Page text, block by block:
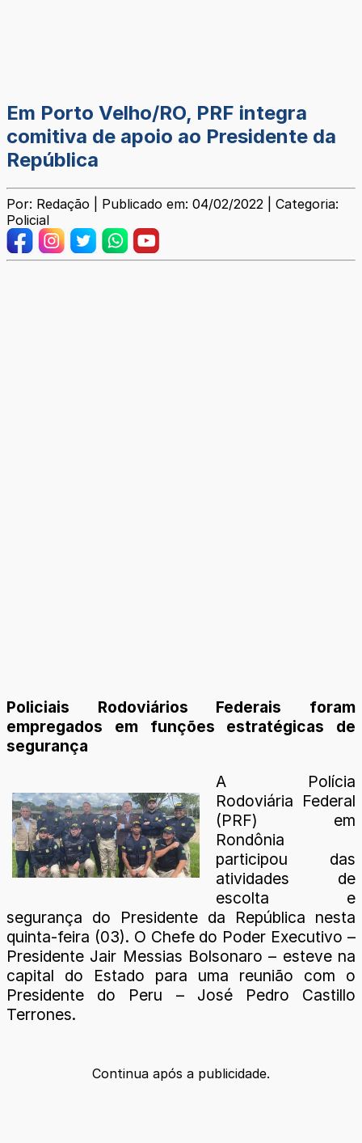
Em Porto Velho/RO, PRF integra
comitiva de apoio ao Presidente da
República
Por: Redação | Publicado em: 04/02/2022 | Categoria:
Policial
Policiais Rodoviários Federais foram
empregados em funções estratégicas de
segurança
A Polícia
Rodoviária Federal
(PRF) em
Rondônia
participou das
atividades de
escolta e
segurança do Presidente da República nesta
quinta-feira (03). O Chefe do Poder Executivo –
Presidente Jair Messias Bolsonaro – esteve na
capital do Estado para uma reunião com o
Presidente do Peru – José Pedro Castillo
Terrones.
Continua após a publicidade.